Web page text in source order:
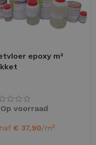
epoxy m²
Op voorraad
€ 37,90/m²